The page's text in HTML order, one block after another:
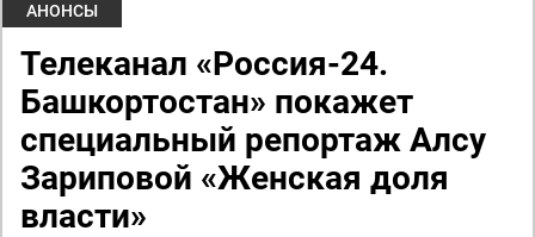
АНОНСЫ
Телеканал «Россия-24.
Башкортостан» покажет
специальный репортаж Алсу
Зариповой «Женская доля
власти»